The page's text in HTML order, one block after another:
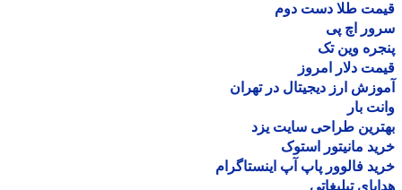
طلا دست دوم
اچ پی
وین تک
دلار امروز
ارز دیجیتال در تهران
بار
طراحی سایت یزد
مانیتور استوک
فالوور پاپ آپ اینستاگرام
تبلیغاتی